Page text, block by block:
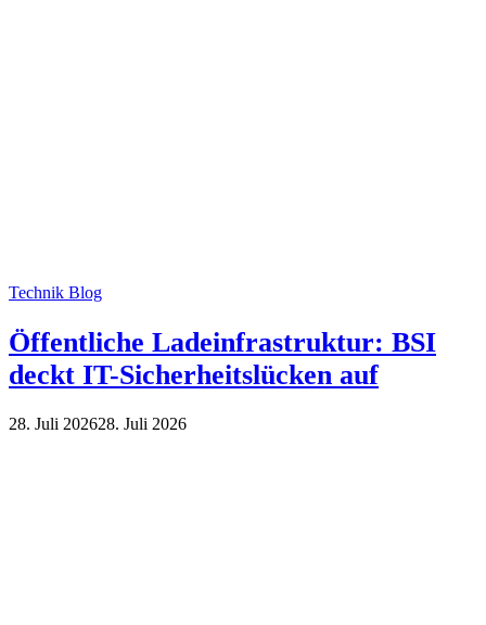
Technik Blog
Öffentliche Ladeinfrastruktur: BSI
deckt IT-Sicherheitslücken auf
28. Juli 202628. Juli 2026